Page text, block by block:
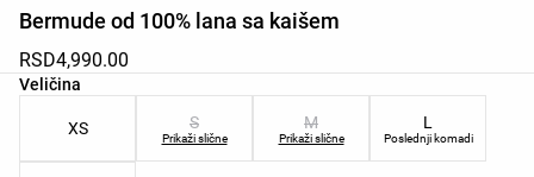
Bermude od 100% lana sa kaišem
RSD4,990.00
Veličina
Списак величина производа
XS S
Prikaži slične
M
Prikaži slične
L
Poslednji komadi